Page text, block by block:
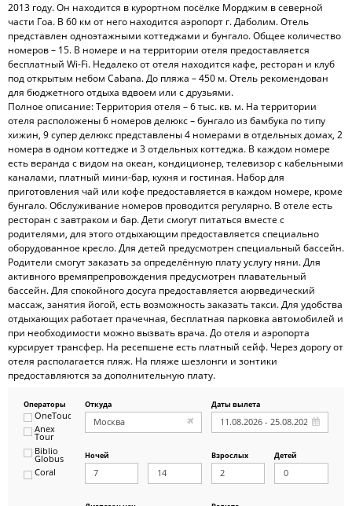
2013 году. Он находится в курортном посёлке Морджим в северной
части Гоа. В 60 км от него находится аэропорт г. Даболим. Отель
представлен одноэтажными коттеджами и бунгало. Общее количество
номеров – 15. В номере и на территории отеля предоставляется
бесплатный Wi-Fi. Недалеко от отеля находится кафе, ресторан и клуб
под открытым небом Cabana. До пляжа – 450 м. Отель рекомендован
для бюджетного отдыха вдвоем или с друзьями.
Полное описание: Территория отеля – 6 тыс. кв. м. На территории
отеля расположены 6 номеров делюкс – бунгало из бамбука по типу
хижин, 9 супер делюкс представлены 4 номерами в отдельных домах, 2
номера в одном коттедже и 3 отдельных коттеджа. В каждом номере
есть веранда с видом на океан, кондиционер, телевизор с кабельными
каналами, платный мини-бар, кухня и гостиная. Набор для
приготовления чай или кофе предоставляется в каждом номере, кроме
бунгало. Обслуживание номеров проводится регулярно. В отеле есть
ресторан с завтраком и бар. Дети смогут питаться вместе с
родителями, для этого отдыхающим предоставляется специально
оборудованное кресло. Для детей предусмотрен специальный бассейн.
Родители смогут заказать за определённую плату услугу няни. Для
активного времяпрепровождения предусмотрен плавательный
бассейн. Для спокойного досуга предоставляется аюрведический
массаж, занятия йогой, есть возможность заказать такси. Для удобства
отдыхающих работает прачечная, бесплатная парковка автомобилей и
при необходимости можно вызвать врача. До отеля и аэропорта
курсирует трансфер. На ресепшене есть платный сейф. Через дорогу от
отеля располагается пляж. На пляже шезлонги и зонтики
предоставляются за дополнительную плату.
Операторы
OneTouch&Travel
Anex
Tour
Biblio
Globus
Coral
Откуда Даты вылета
Ночей Взрослых Детей